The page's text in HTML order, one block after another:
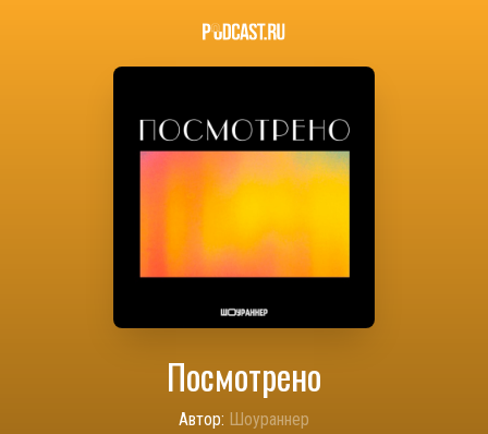
Посмотрено
Автор: Шоураннер